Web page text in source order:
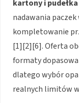
kartony i
nadawania
kompletowanie
[1][2][6]. Oferta
formaty
dlatego wybór
realnych limitów